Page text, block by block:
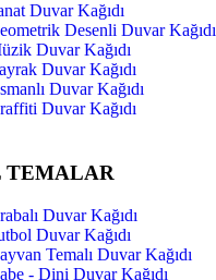
Duvar Kağıdı
Desenli Duvar Kağıdı
Duvar Kağıdı
Duvar Kağıdı
Duvar Kağıdı
Duvar Kağıdı
TEMALAR
Duvar Kağıdı
Duvar Kağıdı
Temalı Duvar Kağıdı
- Dini Duvar Kağıdı